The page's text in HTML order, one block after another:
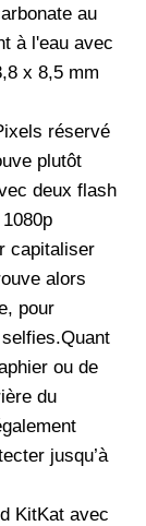
au
à l'eau avec
x 8,5 mm
réservé
plutôt
deux flash
capitaliser
alors
pour
ou de
du
jusqu’à
KitKat avec